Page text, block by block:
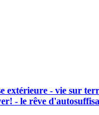
extérieure - vie sur
- le rêve